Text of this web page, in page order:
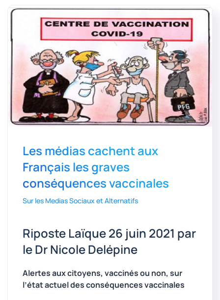
Les médias cachent aux
Français les graves
conséquences vaccinales
Sur les Medias Sociaux et Alternatifs
Riposte Laïque 26 juin 2021 par
le Dr Nicole Delépine
Alertes aux citoyens, vaccinés ou non, sur
l’état actuel des conséquences vaccinales